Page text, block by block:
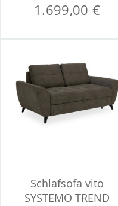
1.699,00 €
Schlafsofa vito
SYSTEMO TREND